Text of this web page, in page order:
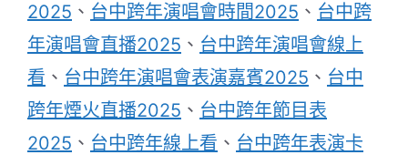
2025 、 台中跨年演唱會時間2025 、 台中跨
年演唱會直播2025 、 台中跨年演唱會線上
看 、 台中跨年演唱會表演嘉賓2025 、 台中
跨年煙火直播2025 、 台中跨年節目表
2025 、 台中跨年線上看 、 台中跨年表演卡